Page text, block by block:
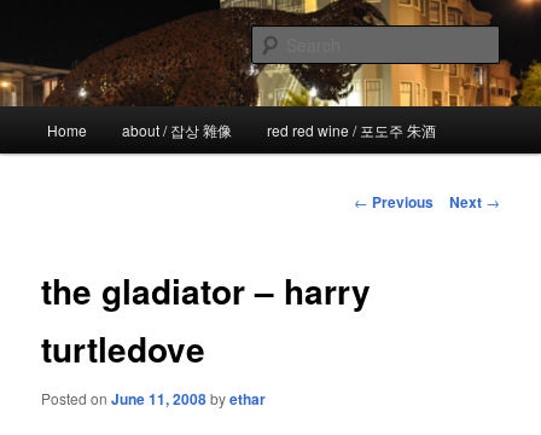
primary
content!wicked
the more I see the less I know
Home about / 잡상 雜像 red red wine / 포도주 朱酒
Post
← Previous Next →
the gladiator – harry
turtledove
Posted onJune 11, 2008byethar